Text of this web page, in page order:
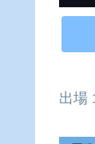
出場